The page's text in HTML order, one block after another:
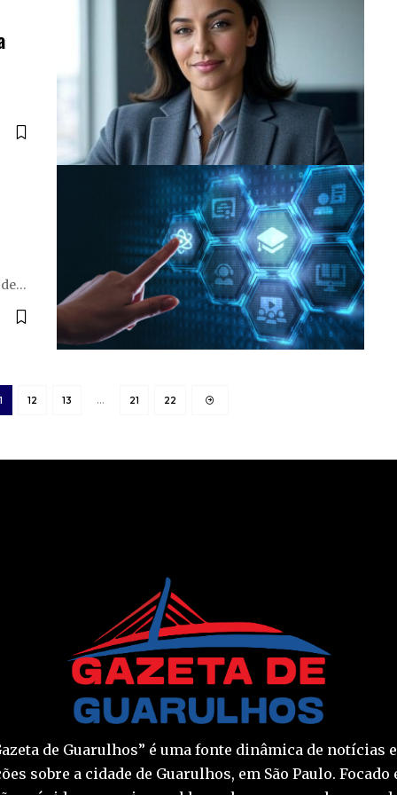
12 13 … 21 22
de Guarulhos” é uma fonte dinâmica de notícias e
sobre a cidade de Guarulhos, em São Paulo. Focado